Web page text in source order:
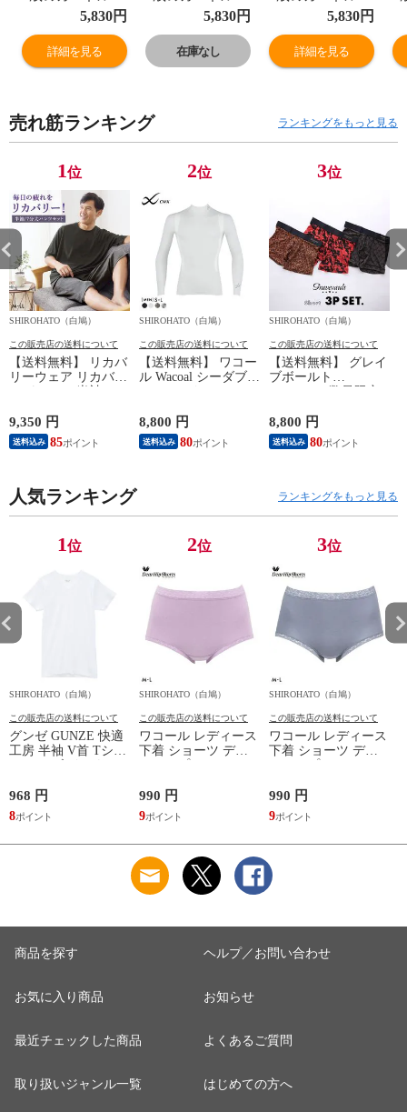
ジャストウエス
ト ショート丈 ヒ
ップアップ ガー
ドル パンツ 大き
5,830円
詳細を見る
ジャストウエス
ト ショート丈 ヒ
ップアップ ガー
ドル パンツ 大き
5,830円
在庫なし
ジャストウエス
ト ショート丈 ヒ
ップアップ ガー
ドル パンツ 大き
5,830円
詳細を見る
売れ筋ランキング ランキングをもっと見る
1位
SHIROHATO（白鳩）
この販売店の送料について
【送料無料】 リカバ
リーウェア リカバリ
ームウェア パジャマ
リカバリーケア 7分
丈パンツ 疲労回復
9,350 円
送料込み 85
2位
SHIROHATO（白鳩）
この販売店の送料について
【送料無料】 ワコー
ル Wacoal シーダブリ
JYURYU 柔流 ジュウ
リュウ メンズ トッ
プ SML ハイネック
8,800 円
送料込み 80
3位
SHIROHATO（白鳩）
この販売店の送料について
【送料無料】 グレイ
ブボールト
サーパンツ おまかせ
3P 福袋 ショート ロ
ーライズ 3枚セット
8,800 円
送料込み 80
人気ランキング ランキングをもっと見る
1位
SHIROHATO（白鳩）
この販売店の送料について
グンゼ GUNZE 快適
工房 半袖 V首 Tシャ
本製 抗菌防臭
968 円
8
2位
SHIROHATO（白鳩）
この販売店の送料について
ワコール レディース
下着 ショーツ ディ
スタンダード ノーマ
ルショーツ ML
Wacoal
990 円
9
3位
SHIROHATO（白鳩）
この販売店の送料について
ワコール レディース
下着 ショーツ ディ
スタンダード ノーマ
ルショーツ ML
Wacoal
990 円
9
商品を探す
お気に入り商品
最近チェックした商品
取り扱いジャンル一覧
ヘルプ／お問い合わせ
お知らせ
よくあるご質問
はじめての方へ